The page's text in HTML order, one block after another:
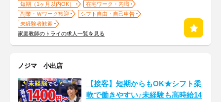
短期（1ヶ月以内OK）
在宅ワーク・内職
副業・Ｗワーク歓迎
シフト自由・自己申告
未経験者歓迎
家庭教師のトライの求人一覧を見る
ノジマ 小出店
【接客】短期からもOK★シフト柔
軟で働きやすい♪未経験も高時給14